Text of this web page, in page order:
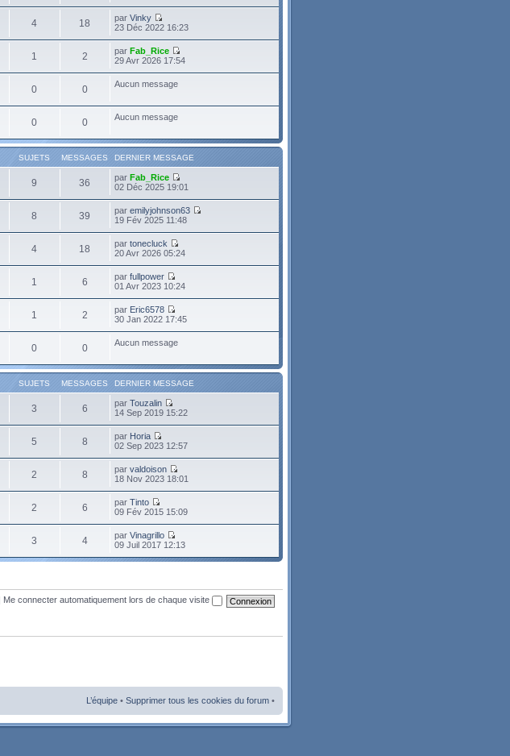
4 18 parVinky
23 Déc 2022 16:23
1 2 parFab_Rice
29 Avr 2026 17:54
0 0 Aucun message
0 0 Aucun message
SUJETS MESSAGES DERNIER MESSAGE
9 36 parFab_Rice
02 Déc 2025 19:01
8 39 paremilyjohnson63
19 Fév 2025 11:48
4 18 partonecluck
20 Avr 2026 05:24
1 6 parfullpower
01 Avr 2023 10:24
1 2 par Eric6578
30 Jan 2022 17:45
0 0 Aucun message
SUJETS MESSAGES DERNIER MESSAGE
3 6 parTouzalin
14 Sep 2019 15:22
5 8 par Horia
02 Sep 2023 12:57
2 8 parvaldoison
18 Nov 2023 18:01
2 6 parTinto
09 Fév 2015 15:09
3 4 parVinagrillo
09 Juil 2017 12:13
Me connecter automatiquement lors de chaque visite
L’équipe • Supprimer tous les cookies du forum •